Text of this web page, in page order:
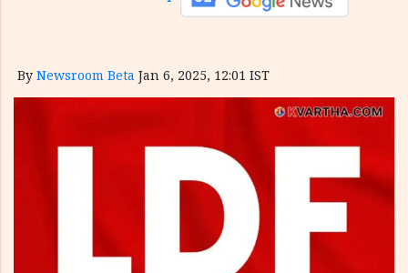
By Newsroom Beta Jan 6, 2025, 12:01 IST